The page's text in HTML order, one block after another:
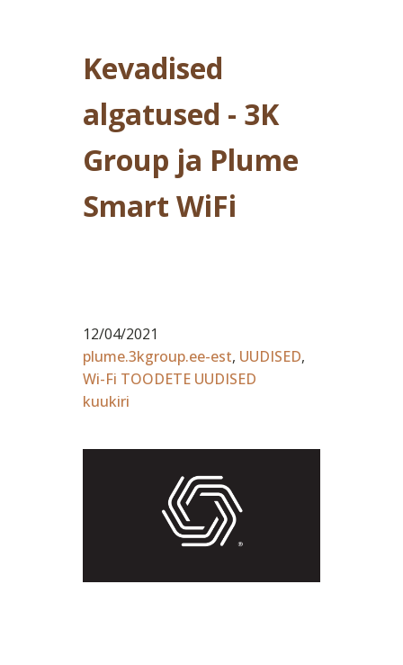
Kevadised
algatused - 3K
Group ja Plume
Smart WiFi
12/04/2021
plume.3kgroup.ee-est, UUDISED,
Wi-Fi TOODETE UUDISED
kuukiri